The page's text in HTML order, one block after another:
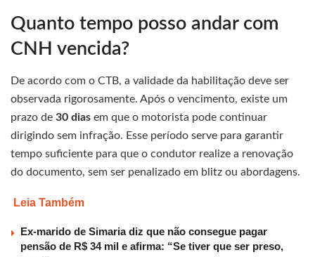
Quanto tempo posso andar com
CNH vencida?
De acordo com o CTB, a validade da habilitação deve ser
observada rigorosamente. Após o vencimento, existe um
prazo de 30 dias em que o motorista pode continuar
dirigindo sem infração. Esse período serve para garantir
tempo suficiente para que o condutor realize a renovação
do documento, sem ser penalizado em blitz ou abordagens.
Leia Também
Ex-marido de Simaria diz que não consegue pagar
pensão de R$ 34 mil e afirma: “Se tiver que ser preso,